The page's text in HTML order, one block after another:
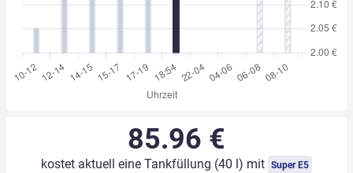
85.96 €
kostet aktuell eine Tankfüllung (40 l) mit Super E5